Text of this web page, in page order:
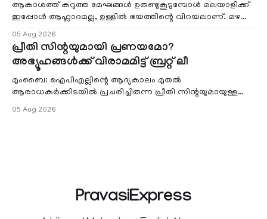
ആകാശത്ത് കറുത്ത മേഘങ്ങൾ ഉരുണ്ടുകൂടുമ്പോൾ മലയാളിക്ക്
ഇപ്പോൾ ആഹ്ലാദമല്ല, ഉള്ളിൽ ഭയത്തിന്റെ വിറയലാണ്. മഴ
05 Aug 2026
പ്രീതി സിന്റയുമായി പ്രണയമോ?
അഭ്യൂഹങ്ങൾക്ക് വിരാമമിട്ട് ബ്രറ്റ് ലീ
മുംബൈ: ഐപിഎല്ലിന്റെ ആദ്യകാലം മുതൽ
ആരാധകർക്കിടയിൽ പ്രചരിച്ചിരുന്ന പ്രീതി സിന്റയുമായുള്ള
05 Aug 2026
PravasiExpress